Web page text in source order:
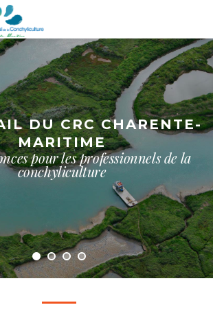
DU CRC CHARENTE-
MARITIME
pour les professionnels de la
conchyliculture